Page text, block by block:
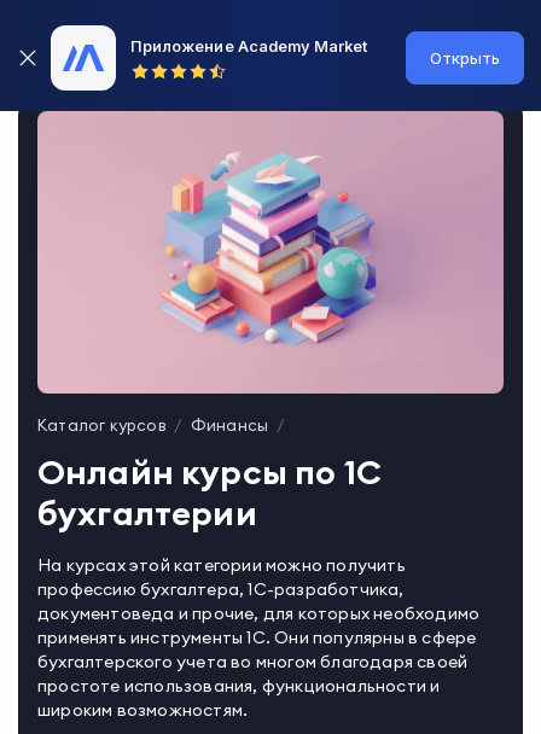
Приложение Academy Market
Открыть
Каталог курсов Финансы
Онлайн курсы по 1С
бухгалтерии
На курсах этой категории можно получить
профессию бухгалтера, 1С-разработчика,
документоведа и прочие, для которых необходимо
применять инструменты 1С. Они популярны в сфере
бухгалтерского учета во многом благодаря своей
простоте использования, функциональности и
широким возможностям.